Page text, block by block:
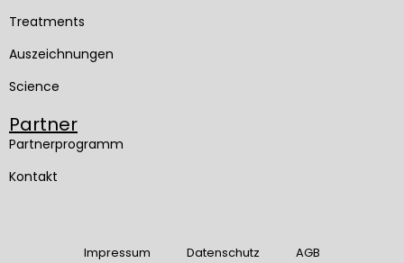
Treatments
Auszeichnungen
Science
Partner
Partnerprogramm
Kontakt
Impressum Datenschutz AGB